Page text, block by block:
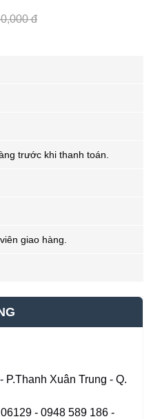
đ
trước khi thanh toán.
giao hàng.
Xuân Trung - Q.
- 0948 589 186 -